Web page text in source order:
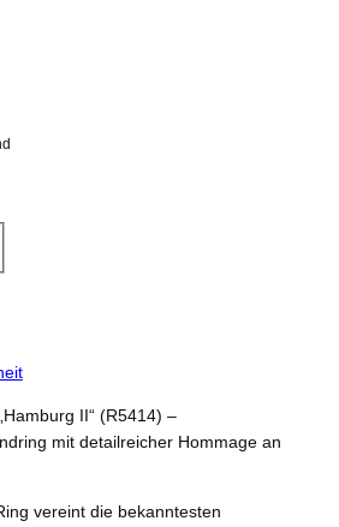
II“ (R5414) –
mit detailreicher Hommage an
vereint die bekanntesten